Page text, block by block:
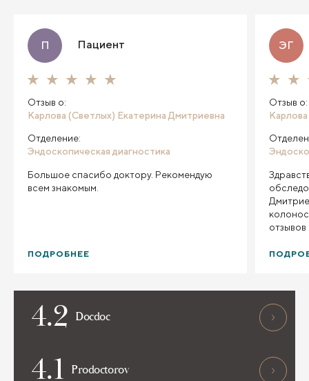
П Пациент
Отзыв о:
Карлова (Светлых) Екатерина Дмитриевна
Отделение:
Эндоскопическая диагностика
Большое спасибо доктору. Рекомендую
всем знакомым.
ПОДРОБНЕЕ
ЭГ
Отзыв о:
отзывов
.Хочу
4.2 Docdoc
4.1 Prodoctorov